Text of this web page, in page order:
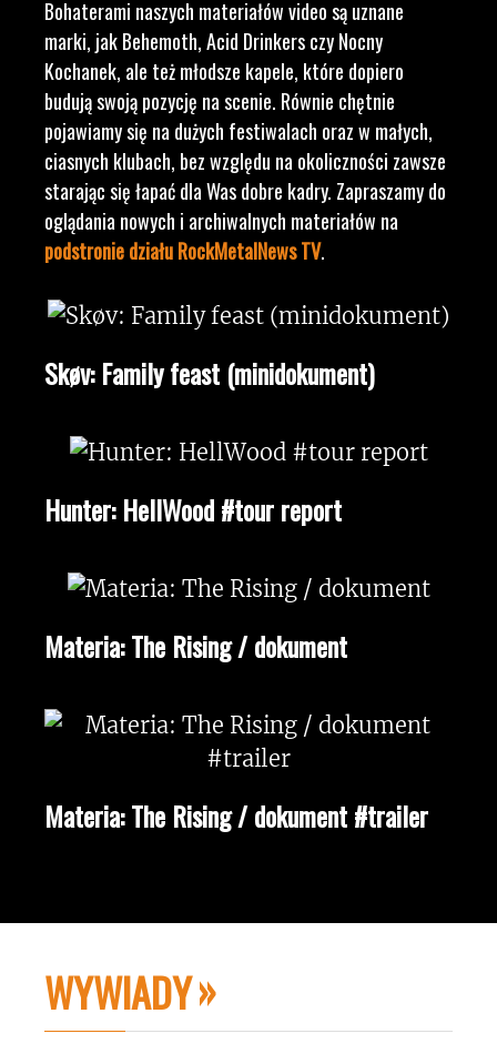
Bohaterami naszych materiałów video są uznane
marki, jak Behemoth, Acid Drinkers czy Nocny
Kochanek, ale też młodsze kapele, które dopiero
budują swoją pozycję na scenie. Równie chętnie
pojawiamy się na dużych festiwalach oraz w małych,
ciasnych klubach, bez względu na okoliczności zawsze
starając się łapać dla Was dobre kadry. Zapraszamy do
oglądania nowych i archiwalnych materiałów na
podstronie działu RockMetalNews TV.
Skøv: Family feast (minidokument)
Hunter: HellWood #tour report
Materia: The Rising / dokument
Materia: The Rising / dokument #trailer
WYWIADY